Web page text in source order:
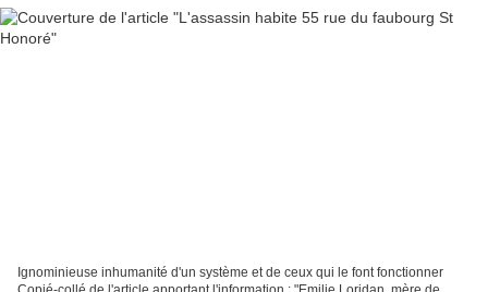
Ignominieuse inhumanité d'un système et de ceux qui le font fonctionner